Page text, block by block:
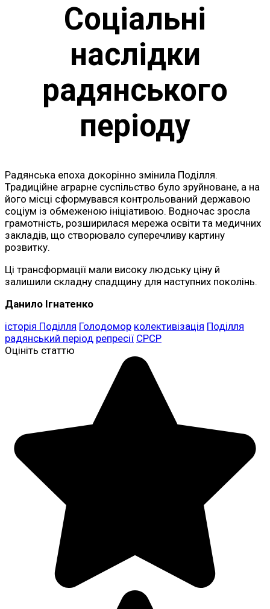
Соціальні
наслідки
радянського
періоду
Радянська епоха докорінно змінила Поділля.
Традиційне аграрне суспільство було зруйноване, а на
його місці сформувався контрольований державою
соціум із обмеженою ініціативою. Водночас зросла
грамотність, розширилася мережа освіти та медичних
закладів, що створювало суперечливу картину
розвитку.
Ці трансформації мали високу людську ціну й
залишили складну спадщину для наступних поколінь.
Данило Ігнатенко
історія Поділля Голодомор колективізація Поділля
радянський період репресії СРСР
Оцініть статтю